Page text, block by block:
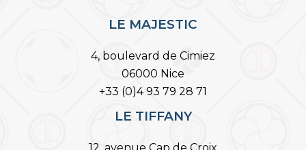
LE MAJESTIC
4, boulevard de Cimiez
06000 Nice
+33 (0)4 93 79 28 71
LE TIFFANY